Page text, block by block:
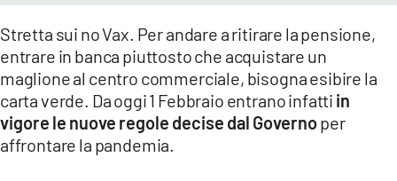
COSENZACHANNEL.IT
ILVIBONESE.IT
CATANZAROCHANNEL.IT
LACAPITALENEWS.IT
Stretta sui no Vax. Per andare a ritirare la pensione,
entrare in banca piuttosto che acquistare un
maglione al centro commerciale, bisogna esibire la
carta verde. Da oggi 1 Febbraio entrano infatti in
vigore le nuove regole decise dal Governoper
affrontare la pandemia.